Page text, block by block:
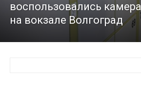
воспользовались
на вокзале Волгоград